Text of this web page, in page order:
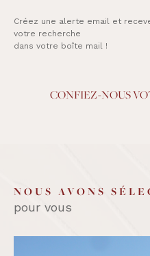
Créez une alerte email et
votre recherche
dans votre boîte mail !
CONFIEZ-NOUS
NOUS AVONS
pour vous